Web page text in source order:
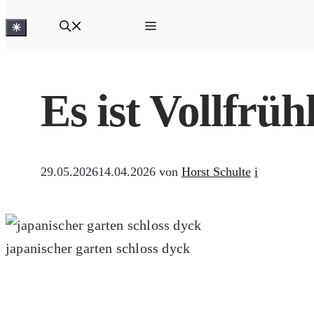
☀
Es ist
29.05.202614.04.2026 von Horst Schulte i
japanischer garten schloss dyck